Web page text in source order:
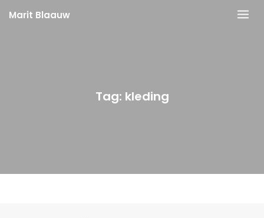
Marit Blaauw
Tag: kleding